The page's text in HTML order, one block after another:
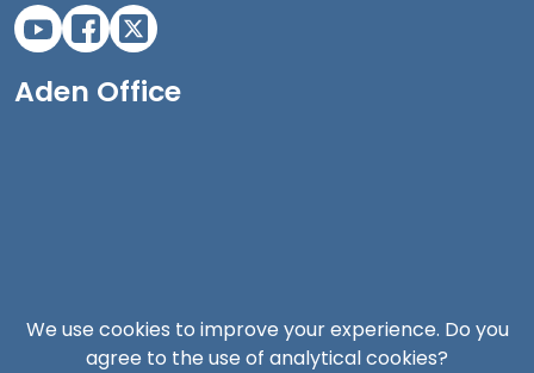
Aden Office
We use cookies to improve your experience. Do you
agree to the use of analytical cookies?